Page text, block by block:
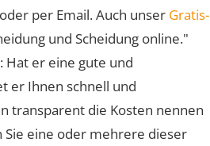
per Email. Auch unser Gratis-
und Scheidung online."
Hat er eine gute und
er Ihnen schnell und
transparent die Kosten nennen
Sie eine oder mehrere dieser